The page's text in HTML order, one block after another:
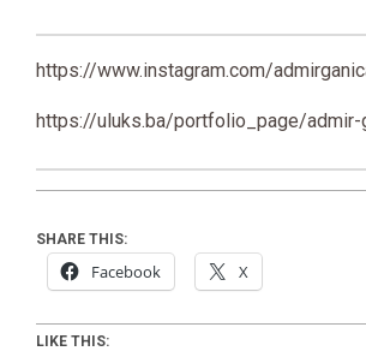
https://www.instagram.com/
https://uluks.ba/portfolio_page/admir-
SHARE THIS:
Facebook X
LIKE THIS: